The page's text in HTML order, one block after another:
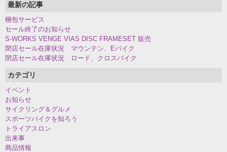
最新の記事
梱包サービス
セール終了のお知らせ
S-WORKS VENGE VIAS DISC FRAMESET 販売
閉店セール在庫状況 マウンテン、Eバイク
閉店セール在庫状況 ロード、クロスバイク
カテゴリ
イベント
お知らせ
サイクリング＆グルメ
スポーツバイクを知ろう
トライアスロン
出来事
商品情報